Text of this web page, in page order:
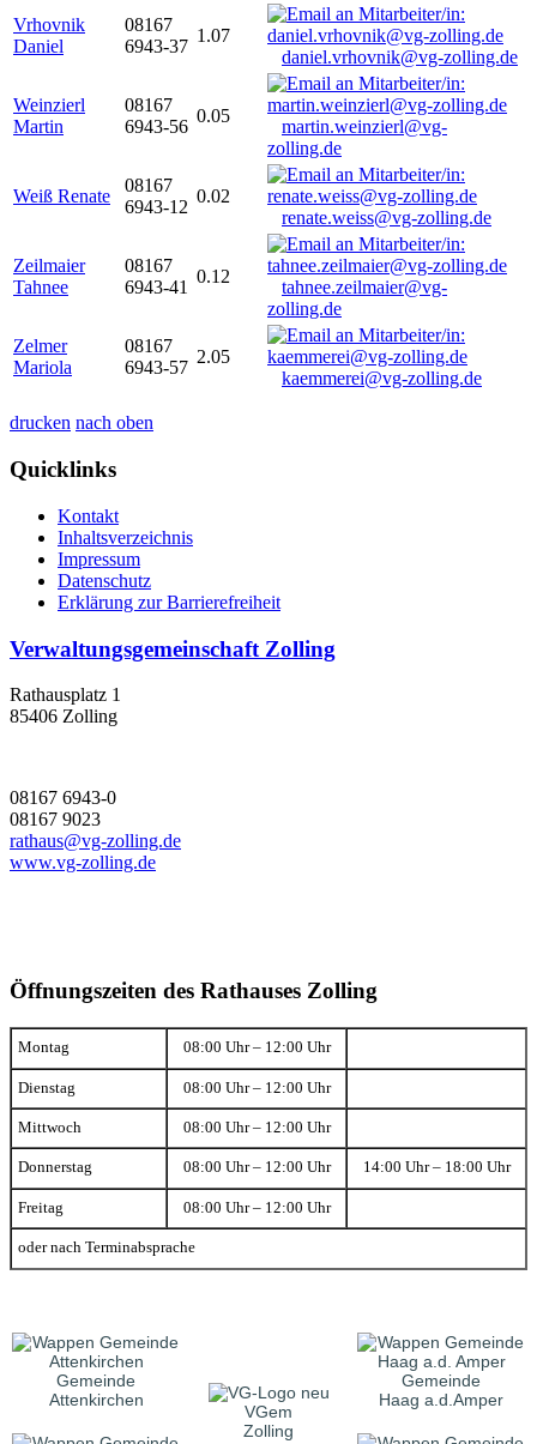
Vrhovnik
Daniel
08167
6943-37
1.07
daniel.vrhovnik@vg-zolling.de
Weinzierl
Martin
08167
6943-56
0.05
martin.weinzierl@vg-
zolling.de
Weiß Renate
08167
6943-12
0.02
renate.weiss@vg-zolling.de
Zeilmaier
Tahnee
08167
6943-41
0.12
tahnee.zeilmaier@vg-
zolling.de
Zelmer
Mariola
08167
6943-57
2.05
kaemmerei@vg-zolling.de
drucken nach oben
Quicklinks
Kontakt
Inhaltsverzeichnis
Impressum
Datenschutz
Erklärung zur Barrierefreiheit
Verwaltungsgemeinschaft Zolling
Rathausplatz 1
85406 Zolling
08167 6943-0
08167 9023
rathaus@vg-zolling.de
www.vg-zolling.de
Öffnungszeiten des Rathauses Zolling
Montag 08:00 Uhr – 12:00 Uhr
Dienstag 08:00 Uhr – 12:00 Uhr
Mittwoch 08:00 Uhr – 12:00 Uhr
Donnerstag 08:00 Uhr – 12:00 Uhr 14:00 Uhr – 18:00 Uhr
Freitag 08:00 Uhr – 12:00 Uhr
oder nach Terminabsprache
Gemeinde
Attenkirchen
VGem
Zolling
Gemeinde
Haag a.d.Amper